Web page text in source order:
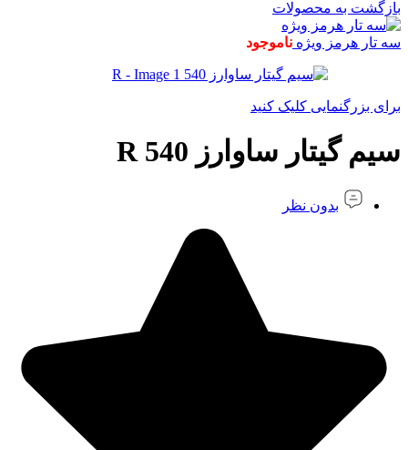
بازگشت به محصولات
سه تار هرمز ویژه ناموجود
برای بزرگنمایی کلیک کنید
سیم گیتار ساوارز 540 R
بدون نظر